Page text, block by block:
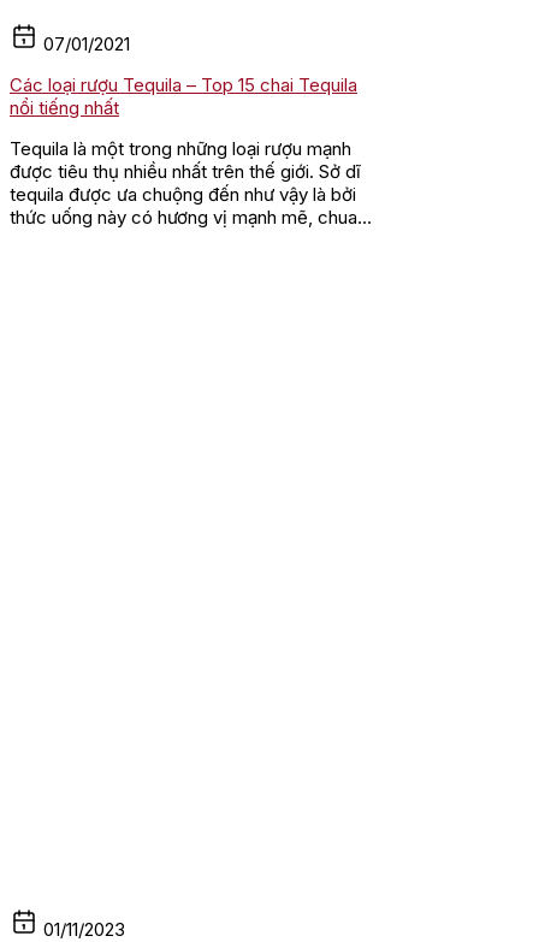
07/01/2021
Các loại rượu Tequila – Top 15 chai Tequila
nổi tiếng nhất
Tequila là một trong những loại rượu mạnh
được tiêu thụ nhiều nhất trên thế giới. Sở dĩ
tequila được ưa chuộng đến như vậy là bởi
thức uống này có hương vị mạnh mẽ, chua
01/11/2023